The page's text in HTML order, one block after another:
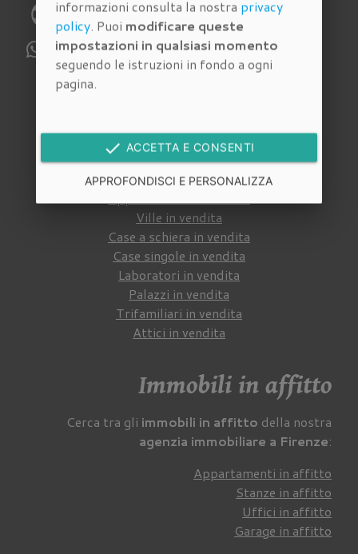
phone Telefono:055 4620186
WhatsApp:329 112 6159
Cerca tra gli immobili in venditadella nostra
agenzia immobiliare a Firenze:
Ville in vendita
Case a schiera in vendita
Case singole in vendita
Laboratori in vendita
Palazzi in vendita
Trifamiliari in vendita
Attici in vendita
Immobili in affitto
Cerca tra gli immobili in affitto della nostra
agenzia immobiliare a Firenze:
Appartamenti in affitto
Stanze in affitto
Uffici in affitto
Garage in affitto
informazioni consulta la nostra privacy
policy. Puoi modificare queste
impostazioni in qualsiasi momento
seguendo le istruzioni in fondo a ogni
pagina.
done ACCETTA E CONSENTI
APPROFONDISCI E PERSONALIZZA